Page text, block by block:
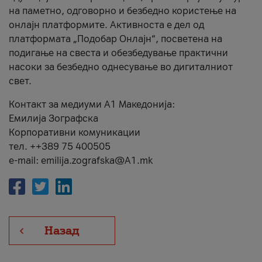
на паметно, одговорно и безбедно користење на
онлајн платформите. Активноста е дел од
платформата „Подобар Онлајн“, посветена на
подигање на свеста и обезбедување практични
насоки за безбедно однесување во дигиталниот
свет.
Контакт за медиуми А1 Македонија:
Емилија Зографска
Корпоративни комуникации
тел. ++389 75 400505
e-mail: emilija.zografska@A1.mk
Назад